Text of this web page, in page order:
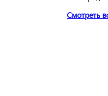
Смотреть